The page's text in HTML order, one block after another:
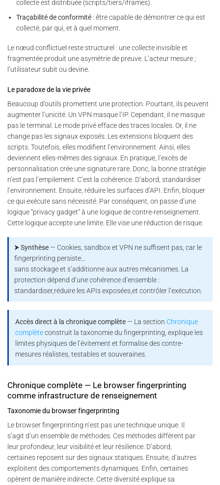
collecte est distribuée (scripts/tiers/iframes).
Traçabilité de conformité : être capable de démontrer ce qui est
collecté, par qui, et à quel moment.
Le nœud conflictuel reste structurel : une collecte invisible et
fragmentée produit une asymétrie de preuve. L’acteur mesure ;
l’utilisateur subit ou devine.
Le paradoxe de la vie privée
Beaucoup d’outils promettent une protection. Pourtant, ils peuvent
augmenter l’unicité. Un VPN masque l’IP. Cependant, il ne masque
pas le terminal. Le mode privé efface des traces locales. Or, il ne
change pas les signaux exposés. Les extensions bloquent des
scripts. Toutefois, elles modifient l’environnement. Ainsi, elles
deviennent elles-mêmes des signaux. En pratique, l’excès de
personnalisation crée une signature rare. Donc, la bonne stratégie
n’est pas l’empilement. C’est la cohérence. D’abord, standardiser
l’environnement. Ensuite, réduire les surfaces d’API. Enfin, bloquer
ce qui exécute sans nécessité. Par conséquent, on passe d’une
logique “privacy gadget” à une logique de contre-renseignement.
Cette logique accepte une limite. Elle vise une réduction de risque.
⮞ Synthèse— Cookies, sandbox et VPN ne suffisent pas, car le
fingerprinting persiste…
sans stockage et s’additionne aux autres mécanismes. La
protection dépend d’une cohérence d’ensemble :
standardiser,réduire les APIs exposées,et contrôler l’exécution.
Accès direct à la chronique complète— La section Chronique
complèteconstruit la taxonomie du fingerprinting, explique les
limites physiques de l’évitement et formalise des contre-
mesures réalistes, testables et souveraines.
Chronique complète — Le browser fingerprinting
comme infrastructure de renseignement
Taxonomie du browser fingerprinting
Le browser fingerprinting n’est pas une technique unique. Il
s’agit d’un ensemble de méthodes. Ces méthodes diffèrent par
leur profondeur, leur visibilité et leur résilience. D’abord,
certaines reposent sur des signaux statiques. Ensuite, d’autres
exploitent des comportements dynamiques. Enfin, certaines
opèrent de manière indirecte. Cette diversité explique sa